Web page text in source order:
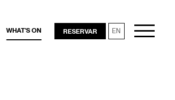
WHAT'S ON RESERVAR EN